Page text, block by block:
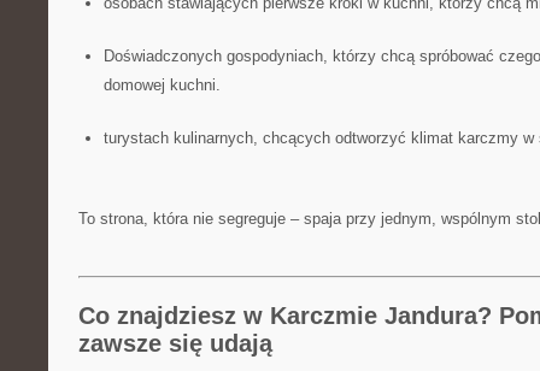
Doświadczonych gospodyniach, którzy chcą spróbować
domowej kuchni.
turystach kulinarnych, chcących odtworzyć klimat karczmy w
To strona, która nie segreguje – spaja przy jednym, wspólnym
Co znajdziesz w Karczmie Jandura?
zawsze się udają